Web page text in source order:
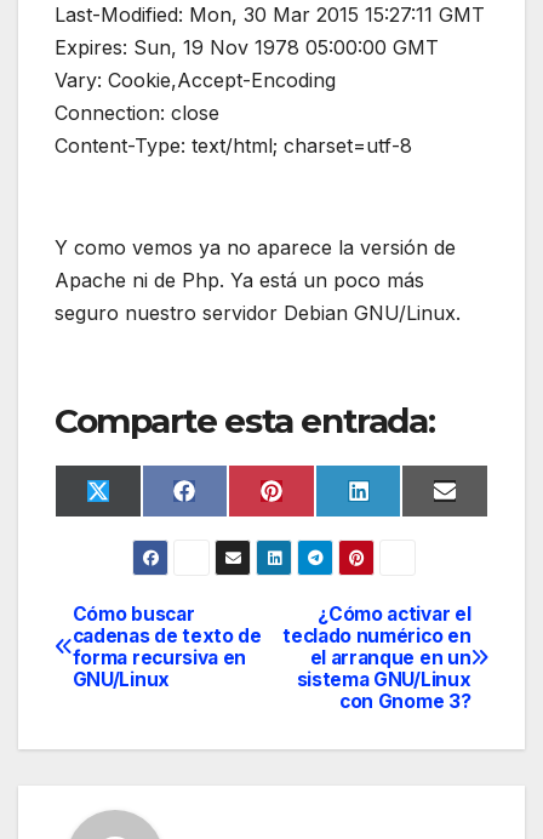
Last-Modified: Mon, 30 Mar 2015 15:27:11 GMT
Expires: Sun, 19 Nov 1978 05:00:00 GMT
Vary: Cookie,Accept-Encoding
Connection: close
Content-Type: text/html; charset=utf-8
Y como vemos ya no aparece la versión de
Apache ni de Php. Ya está un poco más
seguro nuestro servidor Debian GNU/Linux.
Comparte esta entrada:
Compartir
en
X
(
t
e
r
)
Compartir
en
F
a
o
k
Compartir
en
P
i
n
t
e
s
Compartir
en
L
i
n
e
I
n
en
E
m
Navegación
de
¿Cómo activar el
teclado numérico en
el arranque en un
sistema GNU/Linux
con Gnome 3?
Cómo buscar
cadenas de texto de
forma recursiva en
GNU/Linux